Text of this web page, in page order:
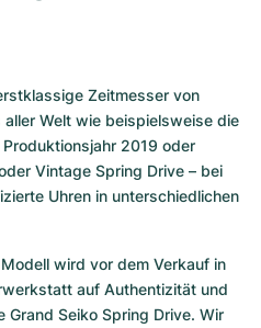
Zeitmesser von
Welt wie beispielsweise die
2019 oder
Vintage Spring Drive – bei
Uhren in unterschiedlichen
wird vor dem Verkauf in
auf Authentizität und
Seiko Spring Drive. Wir